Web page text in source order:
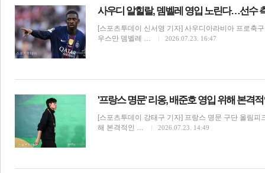
사우디 알힐랄, 뎀벨레 영입 노린다…선수
[스포츠투데이 신서영 기자] 사우디아라비아 프로축
우스만 뎀벨레 …
2026.07.23. 16:47
'프랑스 명문' 리옹, 배준호 영입 위해 본격
[스포츠투데이 강태구 기자] 프랑스 명문 구단 올림
해 본격적인 …
2026.07.23. 14:49